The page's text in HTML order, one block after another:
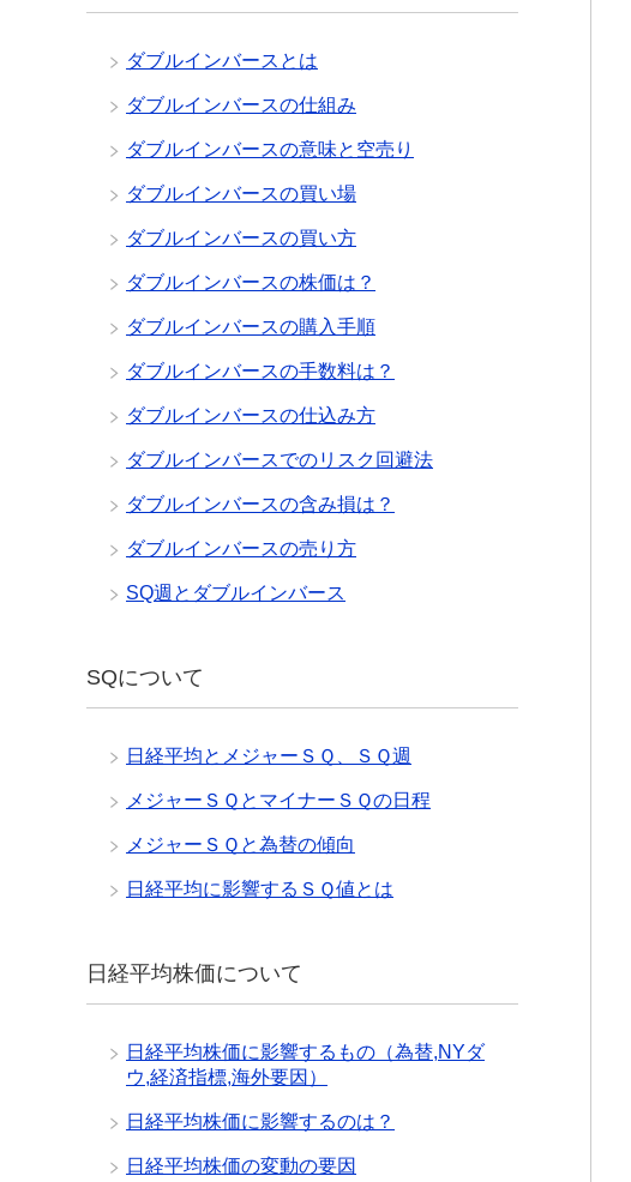
ダブルインバースとは
ダブルインバースの仕組み
ダブルインバースの意味と空売り
ダブルインバースの買い場
ダブルインバースの買い方
ダブルインバースの株価は？
ダブルインバースの購入手順
ダブルインバースの手数料は？
ダブルインバースの仕込み方
ダブルインバースでのリスク回避法
ダブルインバースの含み損は？
ダブルインバースの売り方
SQ週とダブルインバース
SQについて
日経平均とメジャーＳＱ、ＳＱ週
メジャーＳＱとマイナーＳＱの日程
メジャーＳＱと為替の傾向
日経平均に影響するＳＱ値とは
日経平均株価について
日経平均株価に影響するもの（為替,NYダ
ウ,経済指標,海外要因）
日経平均株価に影響するのは？
日経平均株価の変動の要因